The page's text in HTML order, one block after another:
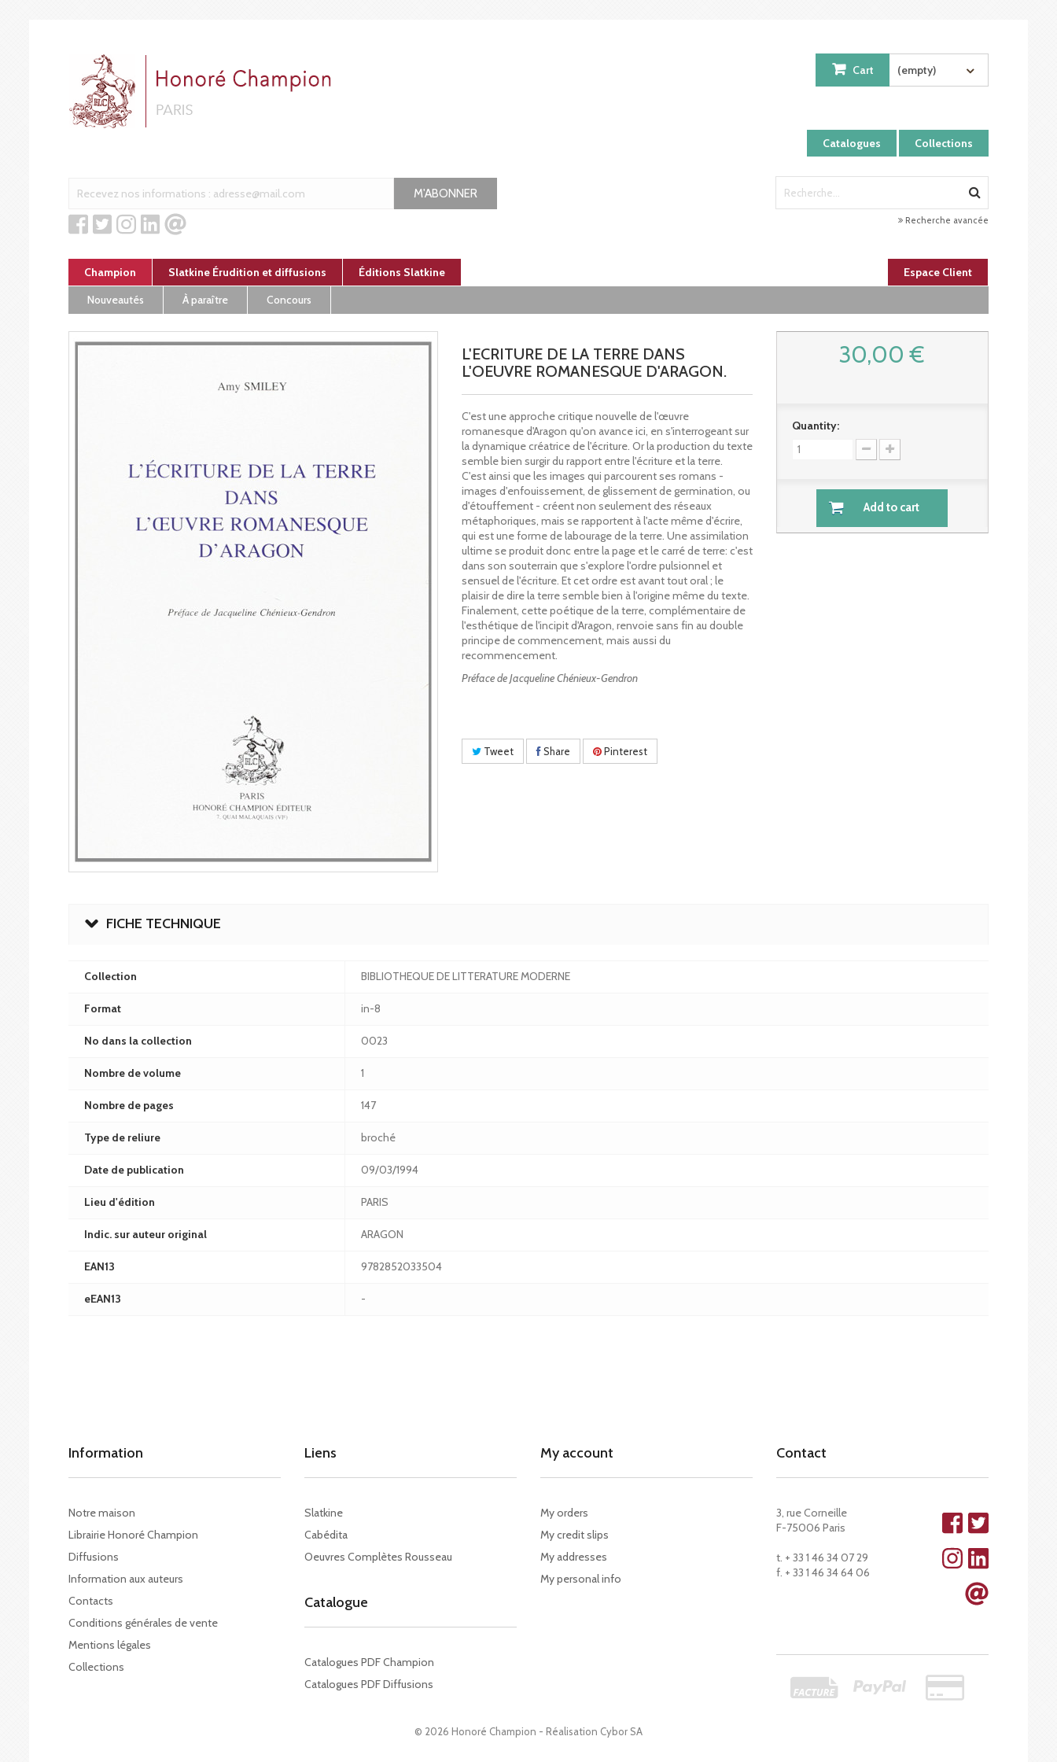
Catalogues Collections
Cart (empty)
M'ABONNER
Recherche avancée
Champion Slatkine Érudition et diffusions Éditions Slatkine
Espace Client
Nouveautés
À paraître Concours
L'ECRITURE DE LA TERRE DANS
L'OEUVRE ROMANESQUE D'ARAGON.
C'est une approche critique nouvelle de l'œuvre
romanesque d'Aragon qu'on avance ici, en s'interrogeant sur
la dynamique créatrice de l'écriture. Or la production du texte
semble bien surgir du rapport entre l'écriture et la terre.
C'est ainsi que les images qui parcourent ses romans -
images d'enfouissement, de glissement de germination, ou
d'étouffement - créent non seulement des réseaux
métaphoriques, mais se rapportent à l'acte même d'écrire,
qui est une forme de labourage de la terre. Une assimilation
ultime se produit donc entre la page et le carré de terre: c'est
dans son souterrain que s'explore l'ordre pulsionnel et
sensuel de l'écriture. Et cet ordre est avant tout oral ; le
plaisir de dire la terre semble bien à l'origine même du texte.
Finalement, cette poétique de la terre, complémentaire de
l'esthétique de l'incipit d'Aragon, renvoie sans fin au double
principe de commencement, mais aussi du
recommencement.
Préface de Jacqueline Chénieux-Gendron
Tweet Share Pinterest
30,00 €
Quantity:
Add to cart
FICHE TECHNIQUE
Collection BIBLIOTHEQUE DE LITTERATURE MODERNE
Format in-8
No dans la collection 0023
Nombre de volume 1
Nombre de pages 147
Type de reliure broché
Date de publication 09/03/1994
Lieu d'édition PARIS
Indic. sur auteur original ARAGON
EAN13 9782852033504
eEAN13 -
Information
Notre maison
Librairie Honoré Champion
Diffusions
Information aux auteurs
Contacts
Conditions générales de vente
Mentions légales
Collections
© 2026 Honoré Champion - Réalisation Cybor SA
Liens
Slatkine
Cabédita
Oeuvres Complètes Rousseau
Catalogue
Catalogues PDF Champion
Catalogues PDF Diffusions
My account
My orders
My credit slips
My addresses
My personal info
Contact
3, rue Corneille
F-75006 Paris
t. + 33 1 46 34 07 29
f. + 33 1 46 34 64 06